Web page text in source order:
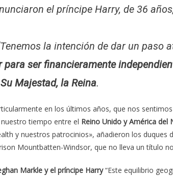
el príncipe Harry, de 36
la intención de dar un paso
para ser financieramente
Su Majestad, la Reina.
en los últimos años, que nos
tiempo entre el Reino Unido y América del
y nuestros patrocinios», añadieron los duques
Mountbatten-Windsor, que no lleva un título
Markle y el príncipe Harry“Este equilibrio